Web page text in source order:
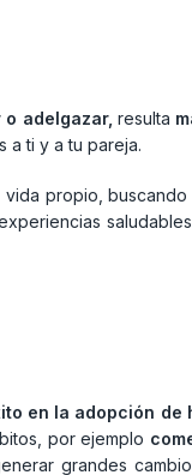
adelgazar, resulta
a ti y a tu pareja.
propio,
en la adopción de
por ejemplo
grandes